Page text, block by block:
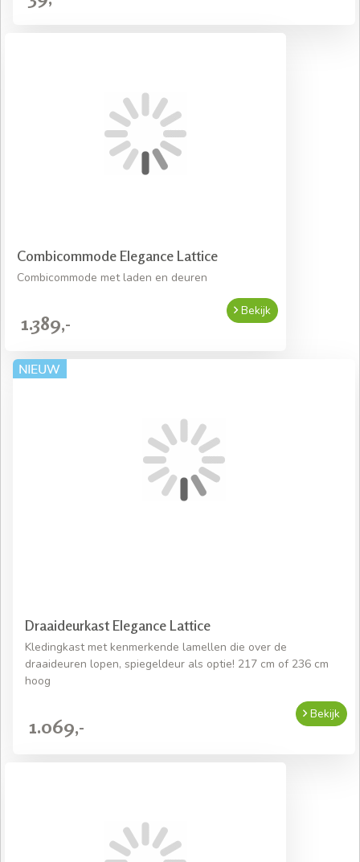
Combicommode Elegance Lattice
Combicommode met laden en deuren
1.389,-
Bekijk
Draaideurkast Elegance Lattice
Kledingkast met kenmerkende lamellen die over de
draaideuren lopen, spiegeldeur als optie! 217 cm of 236 cm
hoog
1.069,-
Bekijk